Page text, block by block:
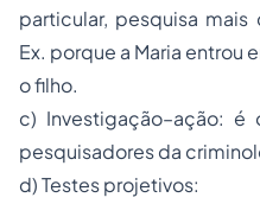
particular, pesquisa
Ex. porque a Maria entrou
o filho.
c) Investigação–ação:
pesquisadores da
d) Testes projetivos: